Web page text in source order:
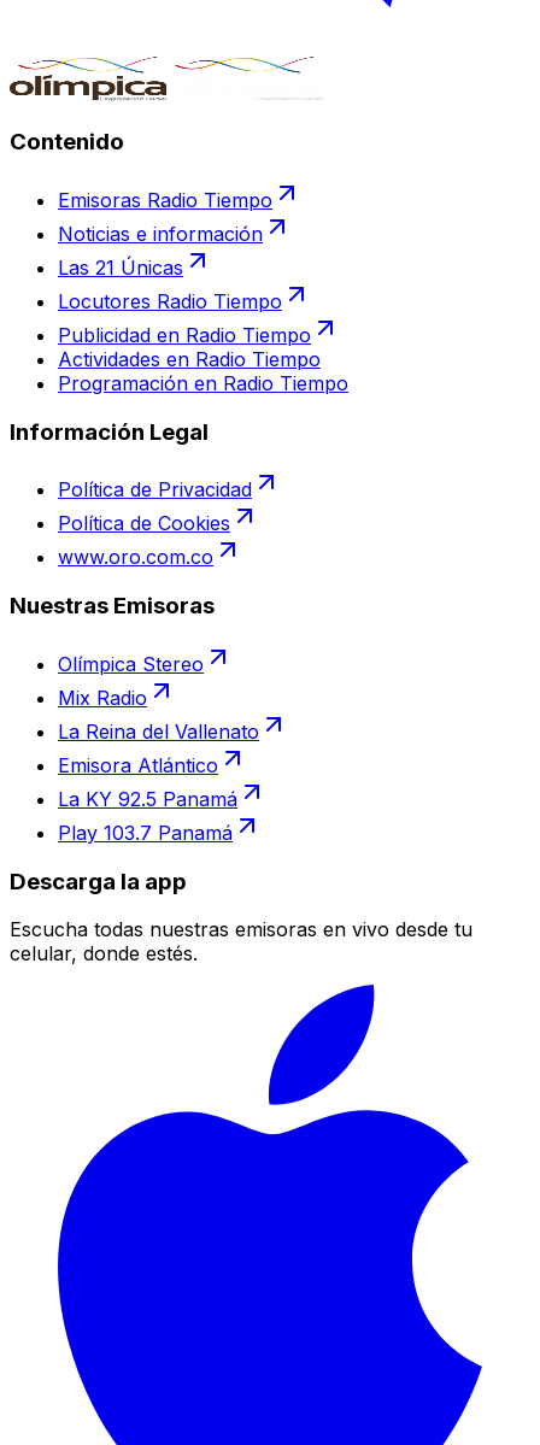
Contenido
Emisoras Radio Tiempo
Noticias e información
Las 21 Únicas
Locutores Radio Tiempo
Publicidad en Radio Tiempo
Actividades en Radio Tiempo
Programación en Radio Tiempo
Información Legal
Política de Privacidad
Política de Cookies
www.oro.com.co
Nuestras Emisoras
Olímpica Stereo
Mix Radio
La Reina del Vallenato
Emisora Atlántico
La KY 92.5 Panamá
Play 103.7 Panamá
Descarga la app
Escucha todas nuestras emisoras en vivo desde tu
celular, donde estés.